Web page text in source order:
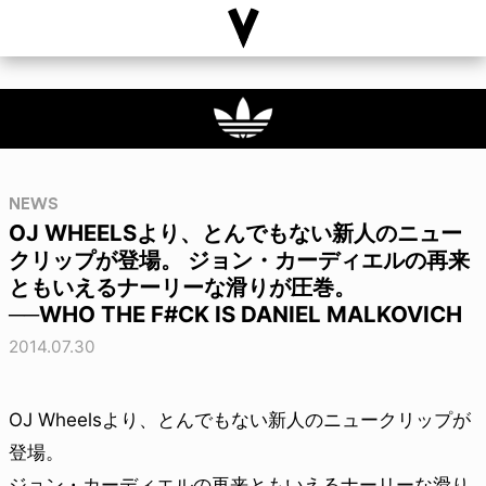
NEWS
OJ WHEELSより、とんでもない新人のニュー
クリップが登場。 ジョン・カーディエルの再来
ともいえるナーリーな滑りが圧巻。
──WHO THE F#CK IS DANIEL MALKOVICH
2014.07.30
OJ Wheelsより、とんでもない新人のニュークリップが
登場。